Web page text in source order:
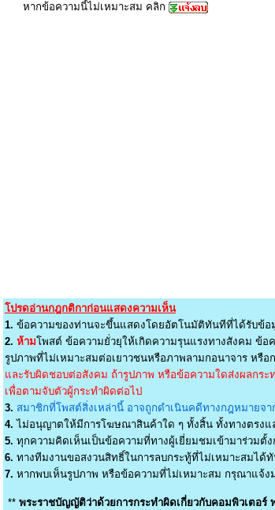
หากข้อความนี้ไม่เหมาะสม คลิก
โปรดอ่านกฎกติกาก่อนแสดงความเห็น
1. ข้อความของท่านจะขึ้นแสดงโดยอัตโนมัติทันทีที่ได้รับข้อ
2. ห้ามโพสต์ ข้อความยั่วยุให้เกิดความรุนแรงทางสังคม ข้อ
รูปภาพที่ไม่เหมาะสมต่อเยาวชนหรือภาพลามกอนาจาร หรือ
และรับผิดชอบต่อสังคม ถ้ารูปภาพ หรือข้อความใดส่งผลกร
เพื่อตามจับตัวผู้กระทำผิดต่อไป
3. สมาชิกที่โพสต์สิ่งเหล่านี้ อาจถูกดำเนินคดีทางกฎหมายจา
4. ไม่อนุญาตให้มีการโฆษณาสินค้าใด ๆ ทั้งสิ้น ทั้งทางตรงแ
5. ทุกความคิดเห็นเป็นข้อความที่ทางผู้เยี่ยมชมเข้ามาร่วมตั้ง
6. ทางทีมงานขอสงวนสิทธิ์ในการลบกระทู้ที่ไม่เหมาะสมไ
7. หากพบเห็นรูปภาพ หรือข้อความที่ไม่เหมาะสม กรุณาแจ้ง
** พระราชบัญญัติว่าด้วยการกระทำผิดเกี่ยวกับคอมพิวเตอร์